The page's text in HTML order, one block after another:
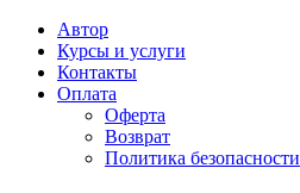
Автор
Курсы и услуги
Контакты
Оплата
Оферта
Возврат
Политика безопасности